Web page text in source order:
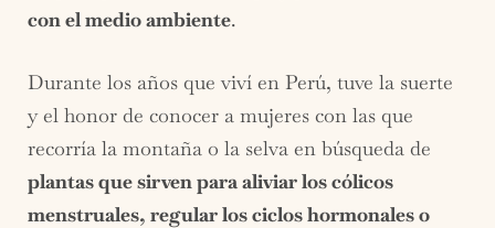
con el medio ambiente.
Durante los años que viví en Perú, tuve la suerte
y el honor de conocer a mujeres con las que
recorría la montaña o la selva en búsqueda de
plantas que sirven para aliviar los cólicos
menstruales, regular los ciclos hormonales o